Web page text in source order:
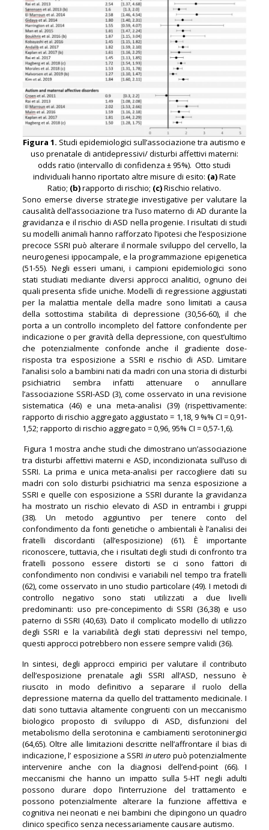
Figura 1. Studi epidemiologici sull’associazione tra autismo e
uso prenatale di antidepressivi/ disturbi affettivi materni:
odds ratio (intervallo di confidenza ± 95%). Otto studi
individuali hanno riportato altre misure di esito: (a)Rate
Ratio; (b)rapporto di rischio; (c)Rischio relativo.
Sono emerse diverse strategie investigative per valutare la
causalità dell’associazione tra l’uso materno di AD durante la
gravidanza e il rischio di ASD nella progenie. I risultati di studi
su modelli animali hanno rafforzato l’ipotesi che l’esposizione
precoce SSRI può alterare il normale sviluppo del cervello, la
neurogenesi ippocampale, e la programmazione epigenetica
(51-55). Negli esseri umani, i campioni epidemiologici sono
stati studiati mediante diversi approcci analitici, ognuno dei
quali presenta sfide uniche. Modelli di regressione aggiustati
per la malattia mentale della madre sono limitati a causa
della sottostima stabilita di depressione (30,56-60), il che
porta a un controllo incompleto del fattore confondente per
indicazione o per gravità della depressione, con quest’ultimo
che potenzialmente confonde anche il gradiente dose-
risposta tra esposizione a SSRI e rischio di ASD. Limitare
l’analisi solo a bambini nati da madri con una storia di disturbi
psichiatrici sembra infatti attenuare o annullare
l’associazione SSRI-ASD (3), come osservato in una revisione
sistematica (46) e una meta-analisi (39) (rispettivamente:
rapporto di rischio aggregato aggiustato = 1,18, 9 %% CI = 0,91-
1,52; rapporto di rischio aggregato = 0,96, 95% CI = 0,57-1,6).
Figura 1 mostra anche studi che dimostrano un’associazione
tra disturbi affettivi materni e ASD, incondizionata sull’uso di
SSRI. La prima e unica meta-analisi per raccogliere dati su
madri con solo disturbi psichiatrici ma senza esposizione a
SSRI e quelle con esposizione a SSRI durante la gravidanza
ha mostrato un rischio elevato di ASD in entrambi i gruppi
(38). Un metodo aggiuntivo per tenere conto del
confondimento da fonti genetiche o ambientali è l’analisi dei
fratelli discordanti (all’esposizione) (61). È importante
riconoscere, tuttavia, che i risultati degli studi di confronto tra
fratelli possono essere distorti se ci sono fattori di
confondimento non condivisi e variabili nel tempo tra fratelli
(62), come osservato in uno studio particolare (49). I metodi di
controllo negativo sono stati utilizzati a due livelli
predominanti: uso pre-concepimento di SSRI (36,38) e uso
paterno di SSRI (40,63). Dato il complicato modello di utilizzo
degli SSRI e la variabilità degli stati depressivi nel tempo,
questi approcci potrebbero non essere sempre validi (36).
In sintesi, degli approcci empirici per valutare il contributo
dell’esposizione prenatale agli SSRI all’ASD, nessuno è
riuscito in modo definitivo a separare il ruolo della
depressione materna da quello del trattamento medicinale. I
dati sono tuttavia altamente congruenti con un meccanismo
biologico proposto di sviluppo di ASD, disfunzioni del
metabolismo della serotonina e cambiamenti serotoninergici
(64,65). Oltre alle limitazioni descritte nell’affrontare il bias di
indicazione, l’ esposizione a SSRI in utero può potenzialmente
intervenire anche con la diagnosi dell’end-point (66). I
meccanismi che hanno un impatto sulla 5-HT negli adulti
possono durare dopo l’interruzione del trattamento e
possono potenzialmente alterare la funzione affettiva e
cognitiva nei neonati e nei bambini che dipingono un quadro
clinico specifico senza necessariamente causare autismo.